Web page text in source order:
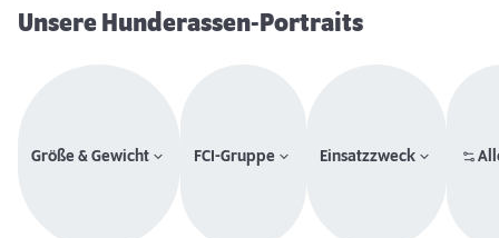
Unsere Hunderassen-Portraits
Größe & Gewicht FCI-Gruppe Einsatzzweck